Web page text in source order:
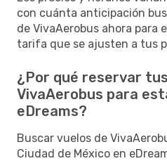
con cuánta anticipación
de VivaAerobus ahora para
tarifa que se ajusten a tus
¿Por qué reservar
VivaAerobus para
eDreams?
Buscar vuelos de
Ciudad de México en